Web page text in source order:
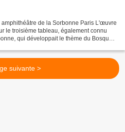
de la Sorbonne Paris L'œuvre
le troisième tableau, également connu
qui développait le thème du Bosquet
suivante >